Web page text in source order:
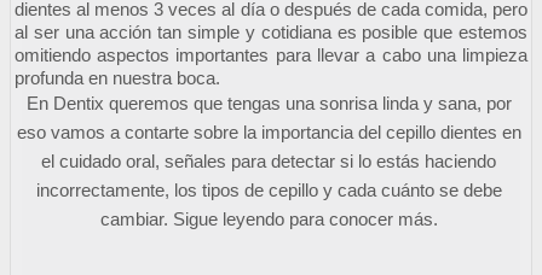
dientes al menos 3 veces al día o después de cada comida, pero
al ser una acción tan simple y cotidiana es posible que estemos
omitiendo aspectos importantes para llevar a cabo una limpieza
profunda en nuestra boca.
En Dentix queremos que tengas una sonrisa linda y sana, por
eso vamos a contarte sobre la importancia del cepillo dientes en
el cuidado oral, señales para detectar si lo estás haciendo
incorrectamente, los tipos de cepillo y cada cuánto se debe
cambiar. Sigue leyendo para conocer más.